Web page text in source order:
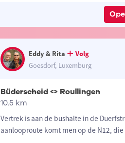
Eddy & Rita
Volg
Goesdorf, Luxemburg
Büderscheid <> Roullingen
10.5 km
Vertrek is aan de bushalte in de
aanlooproute komt men op de N12, die